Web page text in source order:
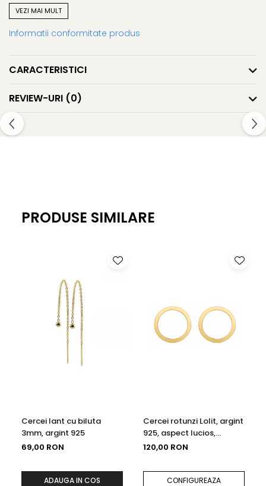
Greutate: 1.14g/pereche.
VEZI MAI MULT
Informatii conformitate produs
CARACTERISTICI
REVIEW-URI (0)
PRODUSE SIMILARE
Cercei lant cu biluta
3mm, argint 925
69,00 RON
ADAUGA IN COS
Cercei rotunzi Lolit, argint
925, aspect lucios,
diametru 1.4cm
120,00 RON
CONFIGUREAZA